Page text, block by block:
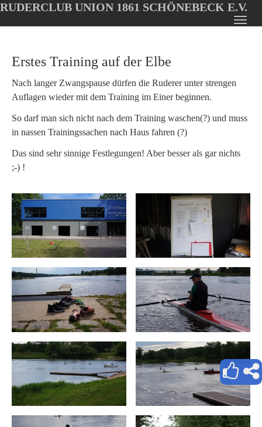
Oops, an error occurred! Code: 20260808024228bad0d2b5
main
RUDERCLUB UNION 1861 SCHÖNEBECK E.V.
Erstes Training auf der Elbe
Nach langer Zwangspause dürfen die Ruderer unter strengen
Auflagen wieder mit dem Training im Einer beginnen.
So darf man sich nicht nach dem Training waschen(?) und muss
in nassen Trainingssachen nach Haus fahren (?)
Das sind sehr sinnige Festlegungen! Aber besser als gar nichts
;-) !